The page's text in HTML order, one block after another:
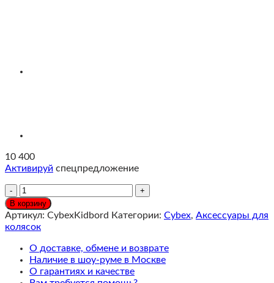
10 400
Активируй спецпредложение
Количество
Cybex
Подножка
для
ребёнка
к
коляске
В корзину
Артикул: CybexKidbord Категории: Cybex, Аксессуары для
колясок
О доставке, обмене и возврате
Наличие в шоу-руме в Москве
О гарантиях и качестве